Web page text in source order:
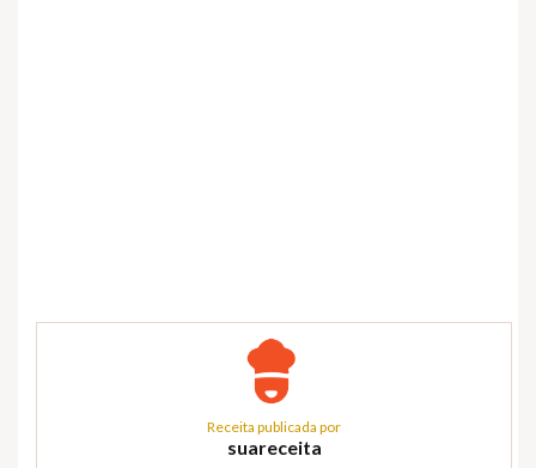
Receita publicada por
suareceita